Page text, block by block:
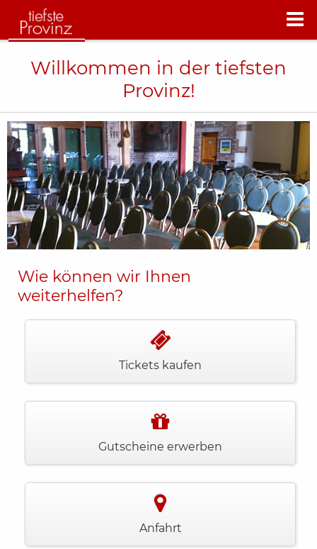
Willkommen in der tiefsten
Provinz!
Wie können wir Ihnen
weiterhelfen?
Tickets kaufen
Gutscheine erwerben
Anfahrt